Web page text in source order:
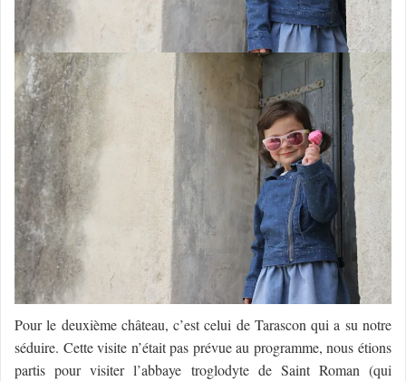
Pour le deuxième château, c’est celui de Tarascon qui a su notre
séduire. Cette visite n’était pas prévue au programme, nous étions
partis pour visiter l’abbaye troglodyte de Saint Roman (qui